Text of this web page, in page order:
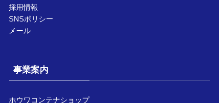
採用情報
SNSポリシー
メール
事業案内
ホウワコンテナショップ